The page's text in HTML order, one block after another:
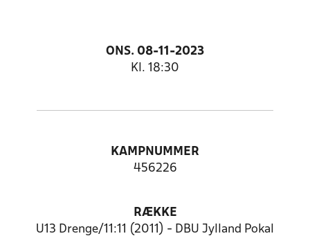
ONS. 08-11-2023
Kl. 18:30
KAMPNUMMER
456226
RÆKKE
U13 Drenge/11:11 (2011) - DBU Jylland Pokal